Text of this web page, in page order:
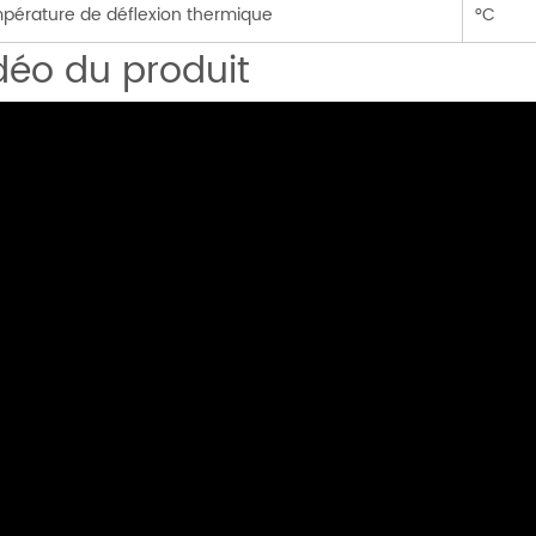
de déflexion thermique °C
du produit